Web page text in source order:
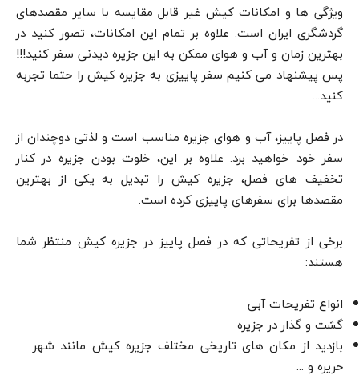
ویژگی ها و امکانات کیش غیر قابل مقایسه با سایر مقصدهای
گردشگری ایران است. علاوه بر تمام این امکانات، تصور کنید در
بهترین زمان و آب و هوای ممکن به این جزیره دیدنی سفر کنید!!!
پس پیشنهاد می کنیم سفر پاییزی به جزیره کیش را حتما تجربه
کنید…
در فصل پاییز، آب و هوای جزیره مناسب است و لذتی دوچندان از
سفر خود خواهید برد. علاوه بر این، خلوت بودن جزیره در کنار
تخفیف های فصل، جزیره کیش را تبدیل به یکی از بهترین
مقصدها برای سفرهای پاییزی کرده است.
برخی از تفریحاتی که در فصل پاییز در جزیره کیش منتظر شما
هستند:
انواع تفریحات آبی
گشت و گذار در جزیره
بازدید از مکان های تاریخی مختلف جزیره کیش مانند شهر
حریره و …